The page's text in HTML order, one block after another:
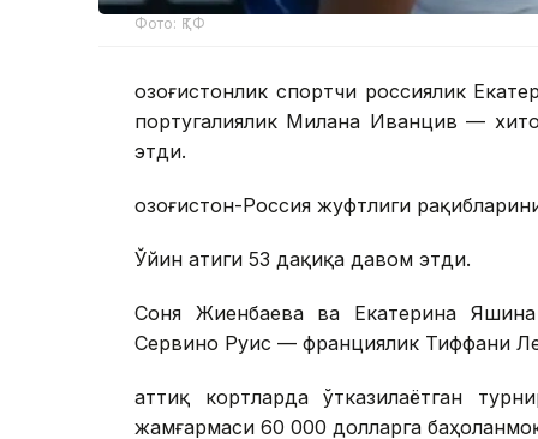
Фото: ҚТФ
Қозоғистонлик спортчи россиялик
португалиялик Милана Иванцив —
этди.
Қозоғистон-Россия жуфтлиги
Ўйин атиги 53 дақиқа давом этди.
Соня Жиенбаева ва Екатерина
Сервино Руис — франциялик Тиффани
Қаттиқ кортларда ўтказилаётган
жамғармаси 60 000 долларга